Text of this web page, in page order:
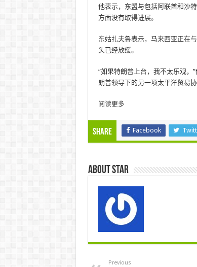
他表示，东盟与包括阿联酋和沙
方面没有取得进展。
东姑扎夫鲁表示，马来西亚正在
头已经放缓。
“如果特朗普上台，我不太乐观，
朗普领导下的另一项太平洋贸易
阅读更多
Share Facebook
About star
Previous